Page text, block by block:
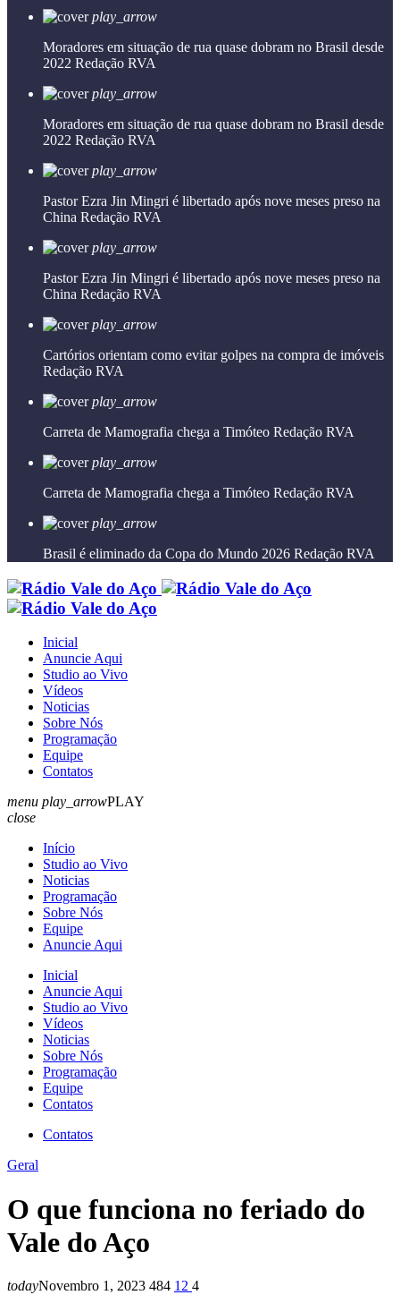
play_arrow
Moradores em situação de rua quase dobram no Brasil desde
2022 Redação RVA
play_arrow
Moradores em situação de rua quase dobram no Brasil desde
2022 Redação RVA
play_arrow
Pastor Ezra Jin Mingri é libertado após nove meses preso na
China Redação RVA
play_arrow
Pastor Ezra Jin Mingri é libertado após nove meses preso na
China Redação RVA
play_arrow
Cartórios orientam como evitar golpes na compra de imóveis
Redação RVA
play_arrow
Carreta de Mamografia chega a Timóteo Redação RVA
play_arrow
Carreta de Mamografia chega a Timóteo Redação RVA
play_arrow
Brasil é eliminado da Copa do Mundo 2026 Redação RVA
Inicial
Anuncie Aqui
Studio ao Vivo
Vídeos
Noticias
Sobre Nós
Programação
Equipe
Contatos
menu play_arrowPLAY
close
Início
Studio ao Vivo
Noticias
Programação
Sobre Nós
Equipe
Anuncie Aqui
Inicial
Anuncie Aqui
Studio ao Vivo
Vídeos
Noticias
Sobre Nós
Programação
Equipe
Contatos
Contatos
Geral
O que funciona no feriado do
Vale do Aço
todayNovembro 1, 2023 484 12 4